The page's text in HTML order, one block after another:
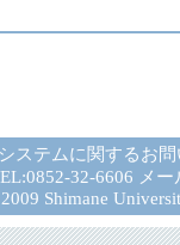
システムに関するお
32-6606 メー
Shimane